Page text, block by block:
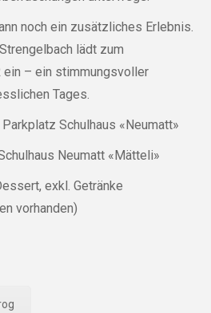
noch ein zusätzliches Erlebnis.
lädt zum
ein – ein stimmungsvoller
Tages.
Schulhaus «Neumatt»
Neumatt «Mätteli»
exkl. Getränke
vorhanden)